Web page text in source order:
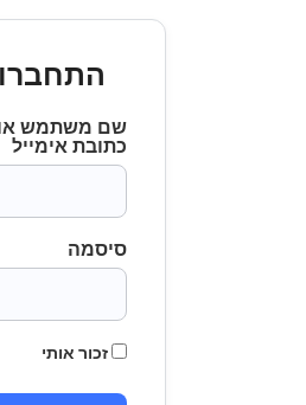
התחברות
שם משתמש או
כתובת אימייל
סיסמה
זכור אותי